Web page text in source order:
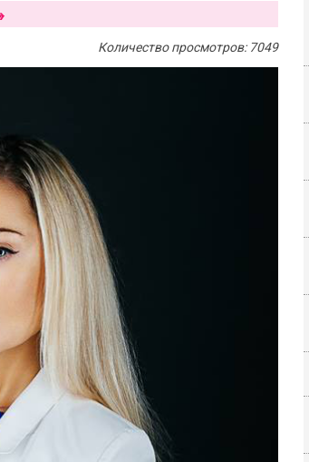
Количество просмотров: 7049